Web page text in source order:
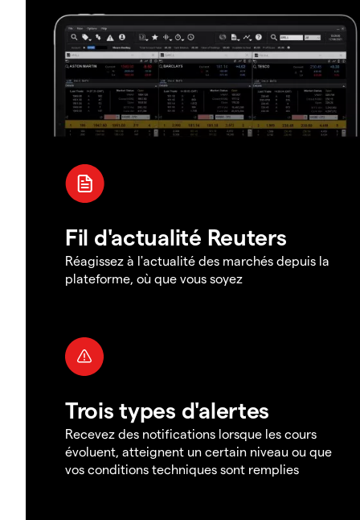
Fil d'actualité Reuters
Réagissez à l'actualité des marchés depuis la
plateforme, où que vous soyez
Trois types d'alertes
Recevez des notifications lorsque les cours
évoluent, atteignent un certain niveau ou que
vos conditions techniques sont remplies